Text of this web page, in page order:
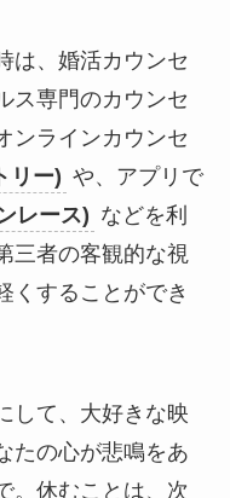
は、婚活カウンセ
ス専門のカウンセ
ンラインカウンセ
リー) や、アプリで
レース) などを利
三者の客観的な視
くすることができ
して、大好きな映
たの心が悲鳴をあ
。休むことは、次